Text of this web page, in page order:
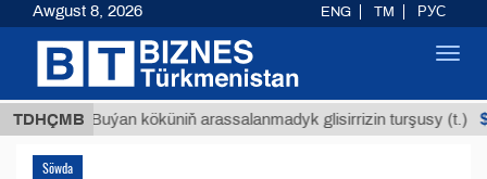
TDHÇMBBuýan köküniň arassalanmadyk glisirrizin turşusy (t.)
Söwda
Awgust 8, 2026 ENG TM РУС